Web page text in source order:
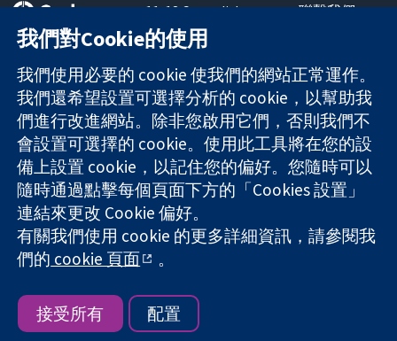
可信任實證
知情決定
更完善的健康照
護
11-13 Cavendish
Square
London
W1G 0AN
United Kingdom
聯繫我們
關於我們
工作機會
Cochrane
Library
The Cochrane Collaboration is a charity (no. 1045921) and a
company limited by guarantee (no. 03044323) registered in
England & Wales. VAT registration number GB 718 2127 49.
版權所有 © 2026 The Cochrane Collaboration
網站條款與條件|免責聲明|隱私權
我們對Cookie的使用
我們使用必要的 cookie 使我們的網站正常運作。
我們還希望設置可選擇分析的 cookie，以幫助我
們進行改進網站。除非您啟用它們，否則我們不
會設置可選擇的 cookie。使用此工具將在您的設
備上設置 cookie，以記住您的偏好。您隨時可以
隨時通過點擊每個頁面下方的「Cookies 設置」
連結來更改 Cookie 偏好。
有關我們使用 cookie 的更多詳細資訊，請參閱我
們的 cookie 頁面 。
接受所有 配置